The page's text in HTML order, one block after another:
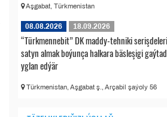
Aşgabat, Türkmenistan
08.08.2026 18.09.2026
“Türkmennebit” DK maddy-tehniki serişdeleri
satyn almak boýunça halkara bäsleşigi
yglan edýär
Türkmenistan, Aşgabat ş., Arçabil şaýoly 56